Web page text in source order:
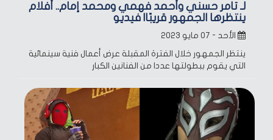
لـ تامر حسني وأحمد فهمي ومحمد إمام.. أفلام
ينتظرها الجمهور قريبًا| فيديو
الأحد - ٠٧ مايو ٢٠٢٣
ينتظر الجمهور خلال الفترة المقبلة عرض أعمال فنية سينمائية
التي يقوم ببطولتها عددا من الفنانين الكبار